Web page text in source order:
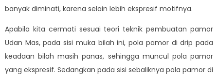
banyak diminati, karena selain lebih ekspresif motifnya.
Apabila kita cermati sesuai teori teknik pembuatan pamor
Udan Mas, pada sisi muka bilah ini, pola pamor di drip pada
keadaan bilah masih panas, sehingga muncul pola pamor
yang ekspresif. Sedangkan pada sisi sebaliknya pola pamor di